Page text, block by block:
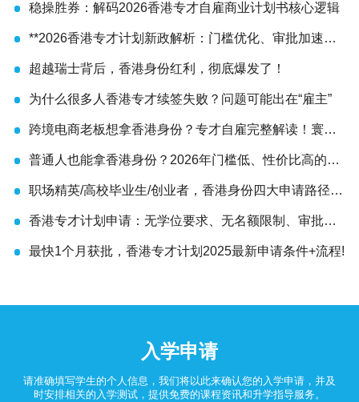
析 稳操胜券：解码2026香港专才自雇商业计划书核心逻辑
**2026香港专才计划新政解析：门槛优化、审批加速，
抢人才战略下的机遇与挑战**
超越瑞士背后，香港身份红利，彻底爆发了！
为什么很多人香港专才续签失败？问题可能出在“雇主”
跨境电商老板想拿香港身份？专才自雇完整解读！寰行
盛世助你解锁香港身份全新红利
普通人也能拿香港身份？2026年门槛低、性价比高的方
法在这
职场精英/高校毕业生/创业者，香港身份四大申请路径怎
么选?
香港专才计划申请：无学位要求、无名额限制、审批提
速!最快1个月获批，香港专才计划2025最新申请条件+流程!
入学申请
请准确填写学生的个人信息，我们将以此来确认您的入学申请，并及
时安排相关的入学测试，提供免费的课程资讯和升学指导服务。